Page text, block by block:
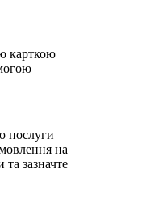
карткою
послуги
на
та зазначте